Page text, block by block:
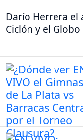
Darío Herrera el
Ciclón y el Globo